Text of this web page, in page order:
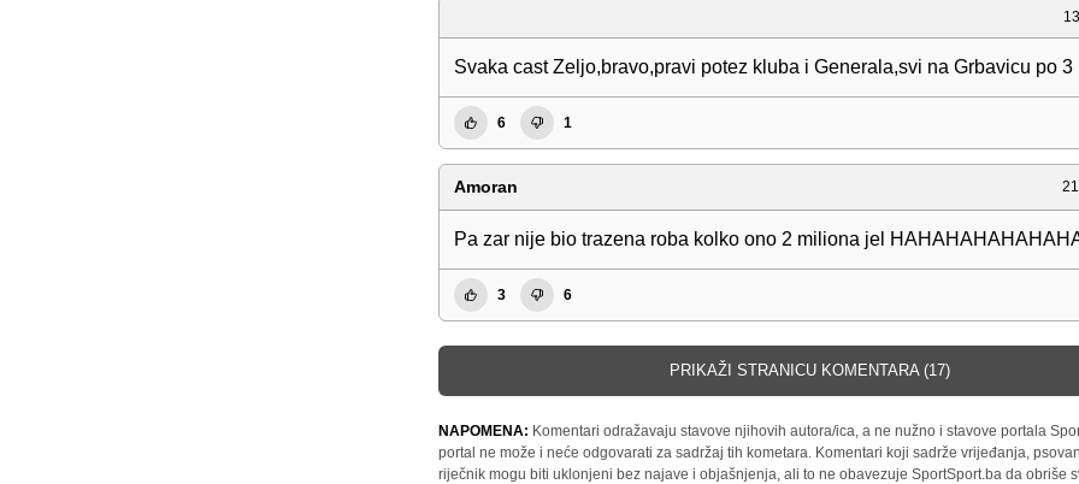
Svaka cast Zeljo,bravo,pravi potez kluba i Generala,svi na Grbavicu po 3
6 1
Amoran
Pa zar nije bio trazena roba kolko ono 2 miliona jel
3 6
PRIKAŽI STRANICU KOMENTARA (17)
NAPOMENA: Komentari odražavaju stavove njihovih autora/ica, a ne nužno i stavove portala
portal ne može i neće odgovarati za sadržaj tih kometara. Komentari koji sadrže vrijeđanja,
riječnik mogu biti uklonjeni bez najave i objašnjenja, ali to ne obavezuje SportSport.ba da obriše